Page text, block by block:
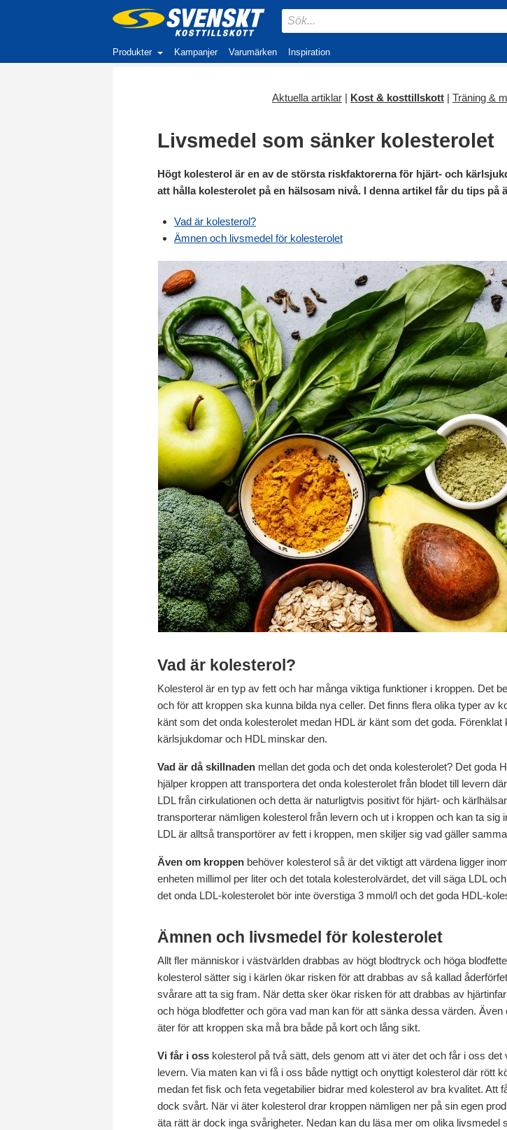
Produkter Kampanjer Varumärken Inspiration
Aktuella artiklar | Kost & kosttillskott | Träning &
Livsmedel som sänker kolesterolet
Högt kolesterol är en av de största riskfaktorerna för hjärt- och
att hålla kolesterolet på en hälsosam nivå. I denna artikel får du tips
Vad är kolesterol?
Ämnen och livsmedel för kolesterolet
Vad är kolesterol?
Kolesterol är en typ av fett och har många viktiga funktioner i kroppen. Det
och för att kroppen ska kunna bilda nya celler. Det finns flera olika typer av
känt som det onda kolesterolet medan HDL är känt som det goda.
kärlsjukdomar och HDL minskar den.
Vad är då skillnaden mellan det goda och det onda kolesterolet? Det goda
hjälper kroppen att transportera det onda kolesterolet från blodet till levern
LDL från cirkulationen och detta är naturligtvis positivt för hjärt- och
transporterar nämligen kolesterol från levern och ut i kroppen och kan ta
LDL är alltså transportörer av fett i kroppen, men skiljer sig vad gäller
Även om kroppen behöver kolesterol så är det viktigt att värdena ligger
enheten millimol per liter och det totala kolesterolvärdet, det vill säga LDL
det onda LDL-kolesterolet bör inte överstiga 3 mmol/l och det goda HDL-
Ämnen och livsmedel för kolesterolet
Allt fler människor i västvärlden drabbas av högt blodtryck och höga
kolesterol sätter sig i kärlen ökar risken för att drabbas av så kallad
svårare att ta sig fram. När detta sker ökar risken för att drabbas av
och höga blodfetter och göra vad man kan för att sänka dessa värden.
äter för att kroppen ska må bra både på kort och lång sikt.
Vi får i oss kolesterol på två sätt, dels genom att vi äter det och får i oss
levern. Via maten kan vi få i oss både nyttigt och onyttigt kolesterol där rött
medan fet fisk och feta vegetabilier bidrar med kolesterol av bra kvalitet.
dock svårt. När vi äter kolesterol drar kroppen nämligen ner på sin egen
äta rätt är dock inga svårigheter. Nedan kan du läsa mer om olika livsmedel